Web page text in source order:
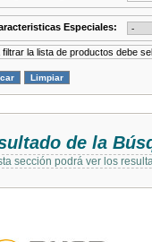
Especiales:
filtrar la lista de productos debe
de la
sección podrá ver los